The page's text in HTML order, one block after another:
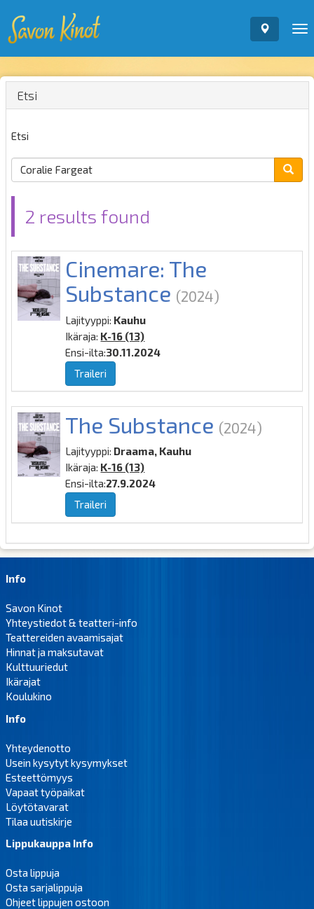
Etsi
Etsi
2 results found
Cinemare: The
Substance (2024)
Lajityyppi: Kauhu
Ikäraja: K-16 (13)
Ensi-ilta:30.11.2024
Traileri
The Substance (2024)
Lajityyppi: Draama, Kauhu
Ikäraja: K-16 (13)
Ensi-ilta:27.9.2024
Traileri
Info
Savon Kinot
Yhteystiedot & teatteri-info
Teattereiden avaamisajat
Hinnat ja maksutavat
Kulttuuriedut
Ikärajat
Koulukino
Info
Yhteydenotto
Usein kysytyt kysymykset
Esteettömyys
Vapaat työpaikat
Löytötavarat
Tilaa uutiskirje
Lippukauppa Info
Osta lippuja
Osta sarjalippuja
Ohjeet lippujen ostoon